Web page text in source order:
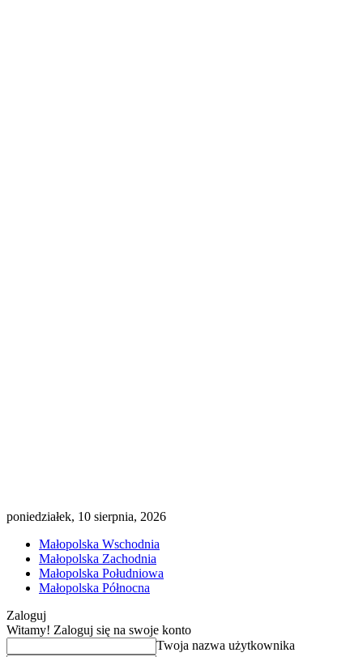
poniedziałek, 10 sierpnia, 2026
Małopolska Wschodnia
Małopolska Zachodnia
Małopolska Południowa
Małopolska Północna
Zaloguj
Witamy! Zaloguj się na swoje konto
Twoja nazwa użytkownika